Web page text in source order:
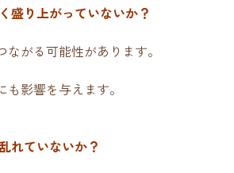
盛り上がっていないか？
がる可能性があります。
影響を与えます。
れていないか？